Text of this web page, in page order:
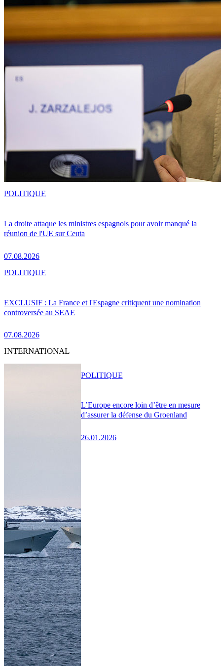
La droite attaque les ministres espagnols pour avoir manqué la
réunion de l'UE sur Ceuta
07.08.2026
POLITIQUE
EXCLUSIF : La France et l'Espagne critiquent une nomination
controversée au SEAE
07.08.2026
POLITIQUE
INTERNATIONAL
L’Europe encore loin d’être en mesure
d’assurer la défense du Groenland
26.01.2026
POLITIQUE